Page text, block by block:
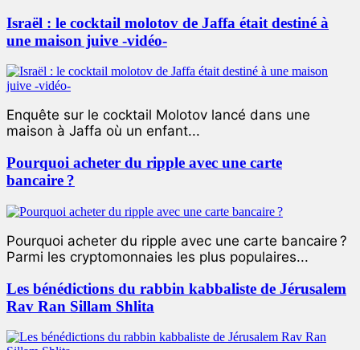
Israël : le cocktail molotov de Jaffa était destiné à
une maison juive -vidéo-
Enquête sur le cocktail Molotov lancé dans une
maison à Jaffa où un enfant...
Pourquoi acheter du ripple avec une carte
bancaire ?
Pourquoi acheter du ripple avec une carte bancaire ?
Parmi les cryptomonnaies les plus populaires...
Les bénédictions du rabbin kabbaliste de Jérusalem
Rav Ran Sillam Shlita